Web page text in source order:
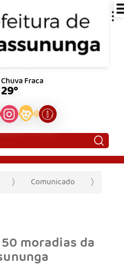
Chuva Fraca
29°
Comunicado
moradias da